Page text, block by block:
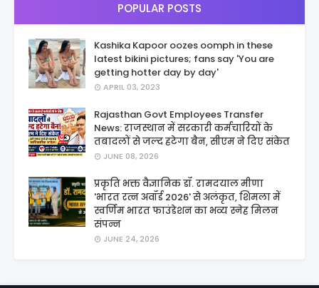
POPULAR POSTS
Kashika Kapoor oozes oomph in these
latest bikini pictures; fans say 'You are
getting hotter day by day'
APRIL 03, 2023
Rajasthan Govt Employees Transfer
News: राजस्थान में सरकारी कर्मचारियों के
तबादलों से जल्द हटेगा बैन, सीएम ने दिए संकेत
JUNE 08, 2026
प्रकृति भक्त वैज्ञानिक डॉ. रामदयाल मीणा
'भारत रत्न अवॉर्ड 2026' से अलंकृत, शिमला में
स्वर्णिम भारत फाउंडेशन का भव्य स्नेह मिलन
संपन्न
JUNE 24, 2026